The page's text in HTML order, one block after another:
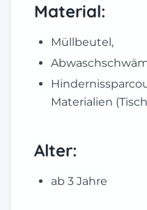
Material:
Müllbeutel,
Materialien
Alter:
ab 3 Jahre